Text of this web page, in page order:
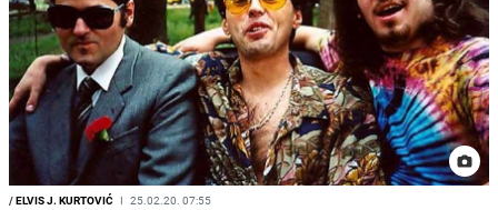
/ELVIS J. KURTOVIĆ I 25.02.20. 07:55